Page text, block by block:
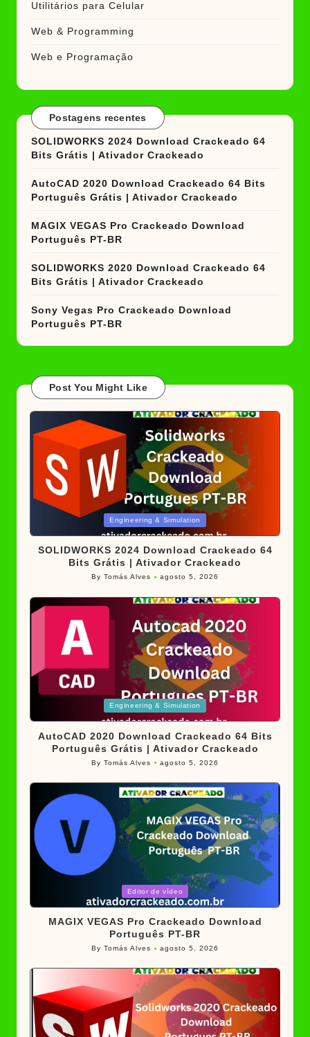
Utilitários para Celular
Web & Programming
Web e Programação
Postagens recentes
SOLIDWORKS 2024 Download Crackeado 64
Bits Grátis | Ativador Crackeado
AutoCAD 2020 Download Crackeado 64 Bits
Português Grátis | Ativador Crackeado
MAGIX VEGAS Pro Crackeado Download
Português PT-BR
SOLIDWORKS 2020 Download Crackeado 64
Bits Grátis | Ativador Crackeado
Sony Vegas Pro Crackeado Download
Português PT-BR
Post You Might Like
in
Engineering & Simulation
SOLIDWORKS 2024 Download Crackeado 64
Bits Grátis | Ativador Crackeado
Posted
ByTomás Alves agosto 5, 2026
in
Engineering & Simulation
AutoCAD 2020 Download Crackeado 64 Bits
Português Grátis | Ativador Crackeado
Posted
ByTomás Alves agosto 5, 2026
in
Editor de vídeo
MAGIX VEGAS Pro Crackeado Download
Português PT-BR
Posted
ByTomás Alves agosto 5, 2026